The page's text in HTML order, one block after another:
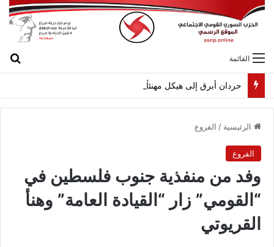
القائمة
حردان أبرق إلى هيكل مهنئاً بمناسبة عيد الجيش
الرئيسية / الفروع
الفروع
وفد من منفذية جنوب فلسطين في
“القومي” زار “القيادة العامة” وهنأ
القريوتي